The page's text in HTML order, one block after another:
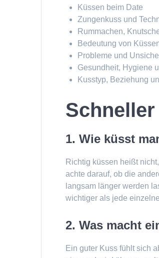
Küssen beim Date
Zungenkuss und
Rummachen,
Bedeutung von
Probleme und
Gesundheit, Hygiene
Kusstyp, Beziehung
1. Wie küsst
Richtig küssen heißt
achte darauf, ob die
langsam länger werden
wichtiger als jede
2. Was macht
Ein guter Kuss fühlt sich